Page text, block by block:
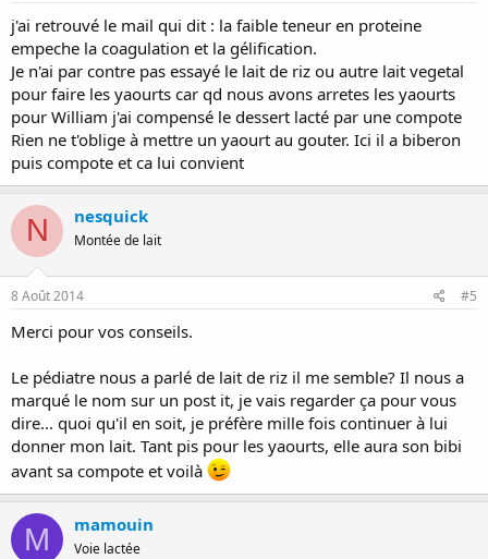
j'ai retrouvé le mail qui dit : la faible teneur en proteine
empeche la coagulation et la gélification.
Je n'ai par contre pas essayé le lait de riz ou autre lait vegetal
pour faire les yaourts car qd nous avons arretes les yaourts
pour William j'ai compensé le dessert lacté par une compote
Rien ne t'oblige à mettre un yaourt au gouter. Ici il a biberon
puis compote et ca lui convient
N nesquick
Montée de lait
8 Août 2014 #5
Merci pour vos conseils.
Le pédiatre nous a parlé de lait de riz il me semble? Il nous a
marqué le nom sur un post it, je vais regarder ça pour vous
dire... quoi qu'il en soit, je préfère mille fois continuer à lui
donner mon lait. Tant pis pour les yaourts, elle aura son bibi
avant sa compote et voilà
M mamouin
Voie lactée